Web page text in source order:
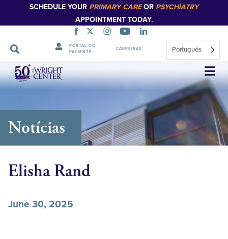
SCHEDULE YOUR PRIMARY CAREOR PSYCHIATRY
APPOINTMENT TODAY.
PORTAL DO
PACIENTE
CARREIRAS Português
Saltar
navegação
Notícias
Elisha Rand
June 30, 2025